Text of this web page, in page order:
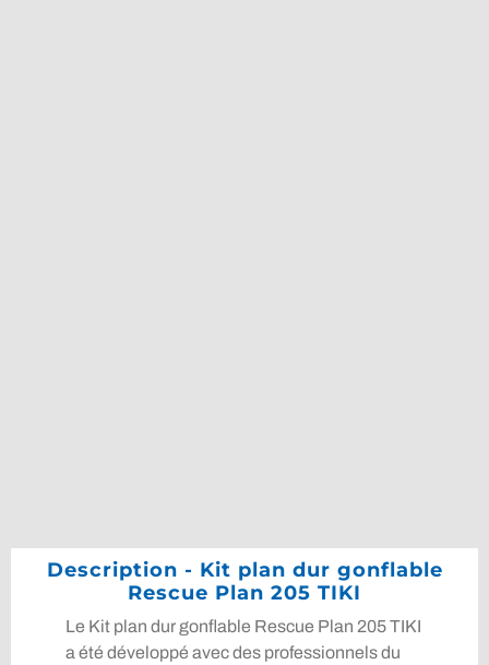
Description - Kit plan dur gonflable
Rescue Plan 205 TIKI
Le Kit plan dur gonflable Rescue Plan 205 TIKI
a été développé avec des professionnels du